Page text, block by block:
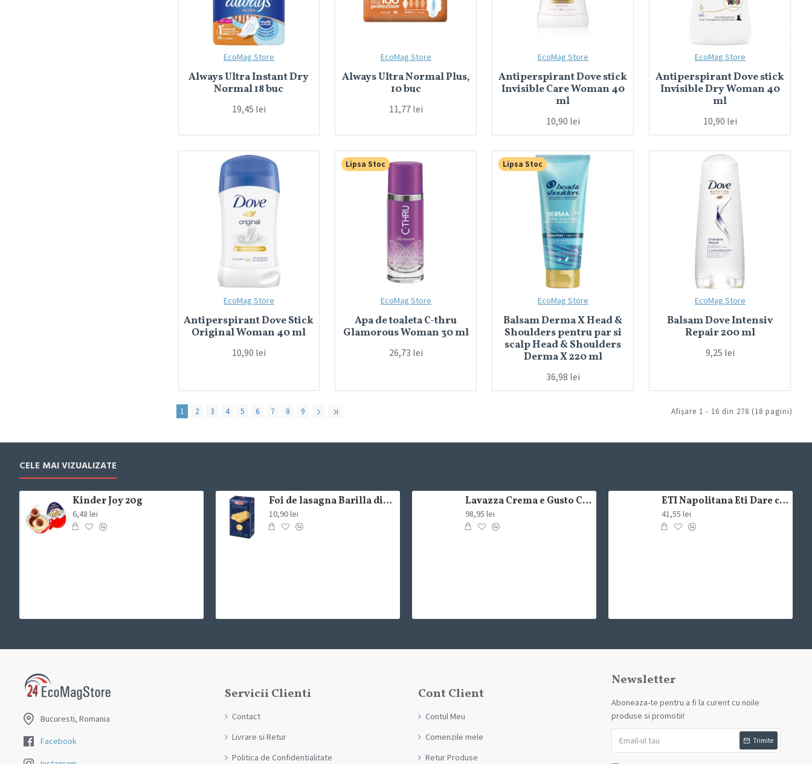
Taft
Touch
Vademecum
Wash&Go
EcoMag Store
Always Ultra Instant Dry
Normal 18 buc
19,45 lei
EcoMag Store
Always Ultra Normal Plus,
10 buc
11,77 lei
EcoMag Store
Antiperspirant Dove stick
Invisible Care Woman 40
ml
10,90 lei
EcoMag Store
Antiperspirant Dove stick
Invisible Dry Woman 40
ml
10,90 lei
EcoMag Store
Antiperspirant Dove Stick
Original Woman 40 ml
10,90 lei
Lipsa Stoc
EcoMag Store
Apa de toaleta C-thru
Glamorous Woman 30 ml
26,73 lei
Lipsa Stoc
EcoMag Store
Balsam Derma X Head &
Shoulders pentru par si
scalp Head & Shoulders
Derma X 220 ml
36,98 lei
EcoMag Store
Balsam Dove Intensiv
Repair 200 ml
9,25 lei
1 2 3 4 5 6 7 8 9 Afişare 1 - 16 din 278 (18 pagini)
CELE MAI VIZUALIZATE
Kinder Joy 20g
6,48 lei
Foi de lasagna Barilla din grau dur 250g
10,90 lei
Lavazza Crema e Gusto Classico boabe,1kg
98,95 lei
ETI Napolitana Eti Dare crema de cacao si glazura de ciocolata amaruie 12x50g
41,55 lei
Bucuresti, Romania
Facebook
Servicii Clienti
Contact
Livrare si Retur
Politica de Confidentialitate
Cont Client
Contul Meu
Comenzile mele
Retur Produse
Newsletter
Aboneaza-te pentru a fi la curent cu noile
produse si promotii!
Trimite